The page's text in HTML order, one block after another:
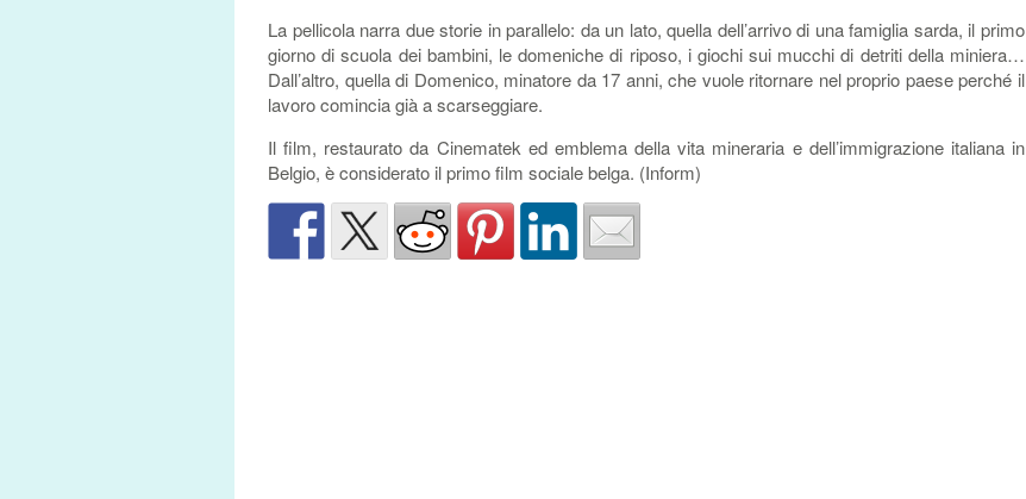
La pellicola narra due storie in parallelo: da un lato, quella dell’arrivo di una famiglia sarda, il primo
giorno di scuola dei bambini, le domeniche di riposo, i giochi sui mucchi di detriti della miniera…
Dall’altro, quella di Domenico, minatore da 17 anni, che vuole ritornare nel proprio paese perché il
lavoro comincia già a scarseggiare.
Il film, restaurato da Cinematek ed emblema della vita mineraria e dell’immigrazione italiana in
Belgio, è considerato il primo film sociale belga. (Inform)